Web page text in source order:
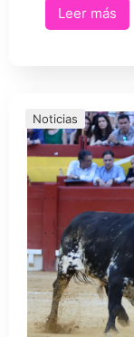
Leer más
Noticias